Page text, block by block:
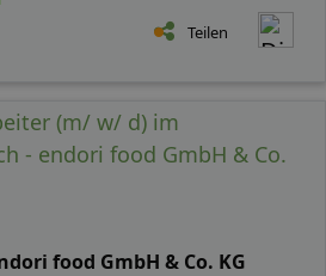
Teilen
(m/ w/ d) im
- endori food GmbH & Co.
food GmbH & Co. KG